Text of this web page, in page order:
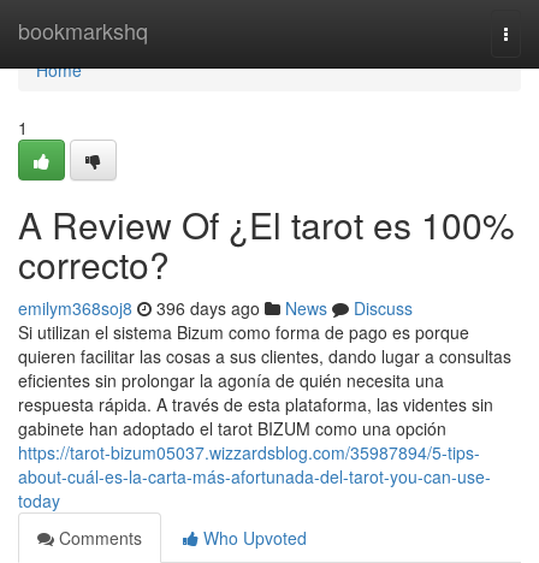
bookmarkshq
Home
Home
1
A Review Of ¿El tarot es 100%
correcto?
emilym368soj8 396 days ago News
Discuss
Si utilizan el sistema Bizum como forma de pago es porque
quieren facilitar las cosas a sus clientes, dando lugar a consultas
eficientes sin prolongar la agonía de quién necesita una
respuesta rápida. A través de esta plataforma, las videntes sin
gabinete han adoptado el tarot BIZUM como una opción
https://tarot-bizum05037.wizzardsblog.com/35987894/5-tips-
about-cuál-es-la-carta-más-afortunada-del-tarot-you-can-use-
today
Comments
Who Upvoted